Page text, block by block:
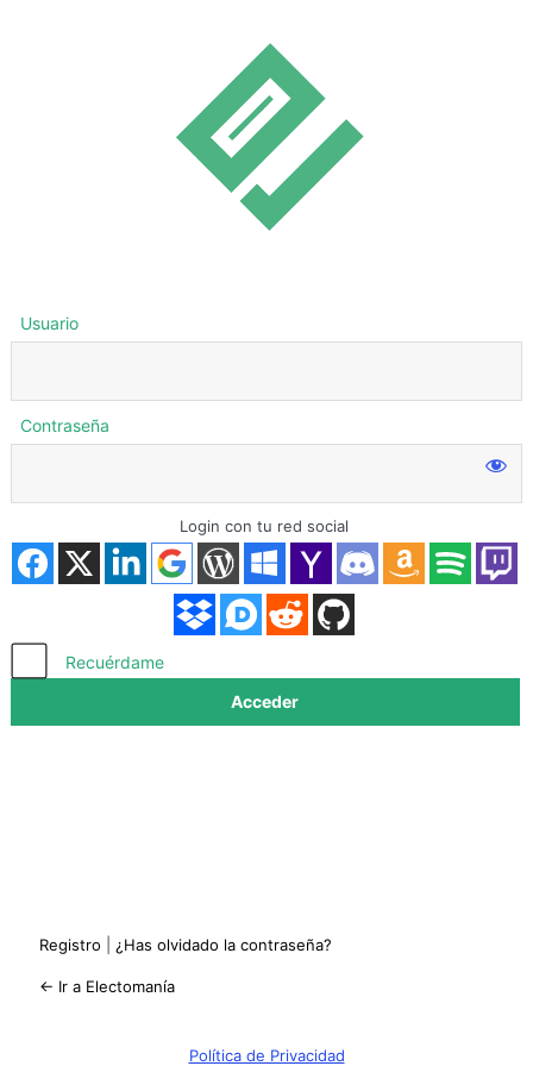
Acceder
Usuario
Contraseña
Login con tu red social
Recuérdame
Registro ¿Has olvidado la contraseña?
← Ir a Electomanía
Política de Privacidad